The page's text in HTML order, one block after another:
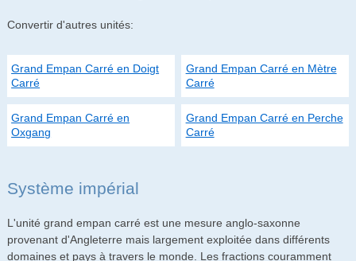
Convertir d'autres unités:
Grand Empan Carré en Doigt
Carré
Grand Empan Carré en Mètre
Carré
Grand Empan Carré en
Oxgang
Grand Empan Carré en Perche
Carré
Système impérial
L'unité grand empan carré est une mesure anglo-saxonne
provenant d'Angleterre mais largement exploitée dans différents
domaines et pays à travers le monde. Les fractions couramment